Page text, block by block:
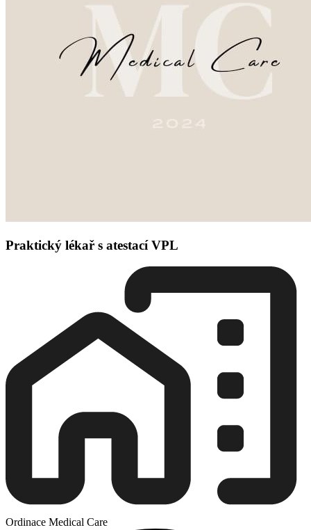
Praktický lékař s atestací VPL
Ordinace Medical Care